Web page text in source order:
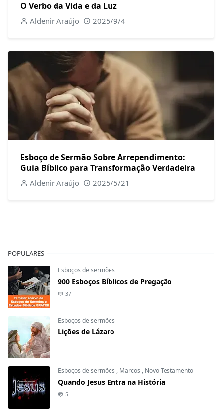
O Verbo da Vida e da Luz
Aldenir Araújo 2025/9/4
Esboço de Sermão Sobre Arrependimento:
Guia Bíblico para Transformação Verdadeira
Aldenir Araújo 2025/5/21
POPULARES
Esboços de sermões
900 Esboços Bíblicos de Pregação
37
Esboços de sermões
Lições de Lázaro
Esboços de sermões , Marcos , Novo Testamento
Quando Jesus Entra na História
5